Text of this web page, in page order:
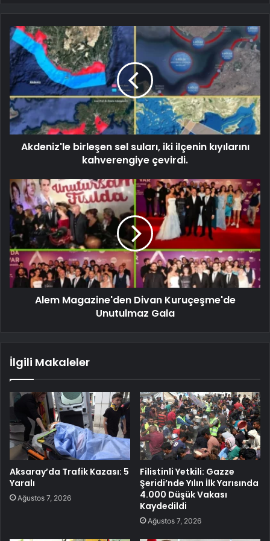
Akdeniz'le birleşen sel suları, iki ilçenin kıyılarını
kahverengiye çevirdi.
Alem Magazine'den Divan Kuruçeşme'de
Unutulmaz Gala
İlgili Makaleler
Aksaray’da Trafik Kazası: 5
Yaralı
Ağustos 7, 2026
Filistinli Yetkili: Gazze
Şeridi’nde Yılın İlk Yarısında
4.000 Düşük Vakası
Kaydedildi
Ağustos 7, 2026